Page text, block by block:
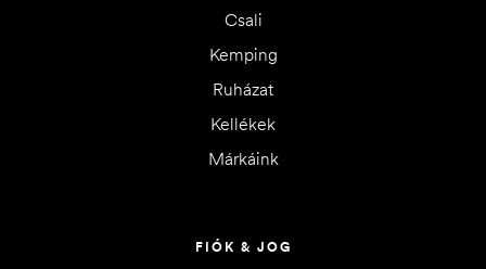
Csali
Kemping
Ruházat
Kellékek
Márkáink
FIÓK & JOG